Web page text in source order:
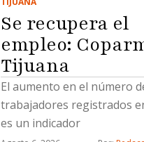
Se recupera el
empleo:
Tijuana
El aumento en el número
trabajadores registrados
es un indicador